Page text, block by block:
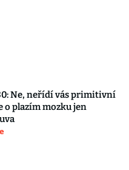
Ne, neřídí vás primitivní
plazím mozku jen